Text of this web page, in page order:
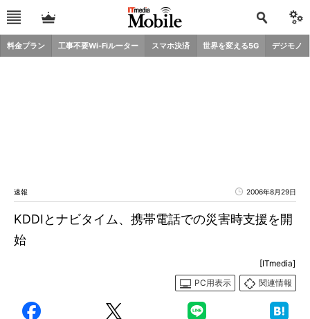
料金プラン 工事不要Wi-Fiルーター スマホ決済 世界を変える5G デジモノ
速報 2006年8月29日
KDDIとナビタイム、携帯電話での災害時支援を開
始
[ITmedia]
PC用表示
関連情報